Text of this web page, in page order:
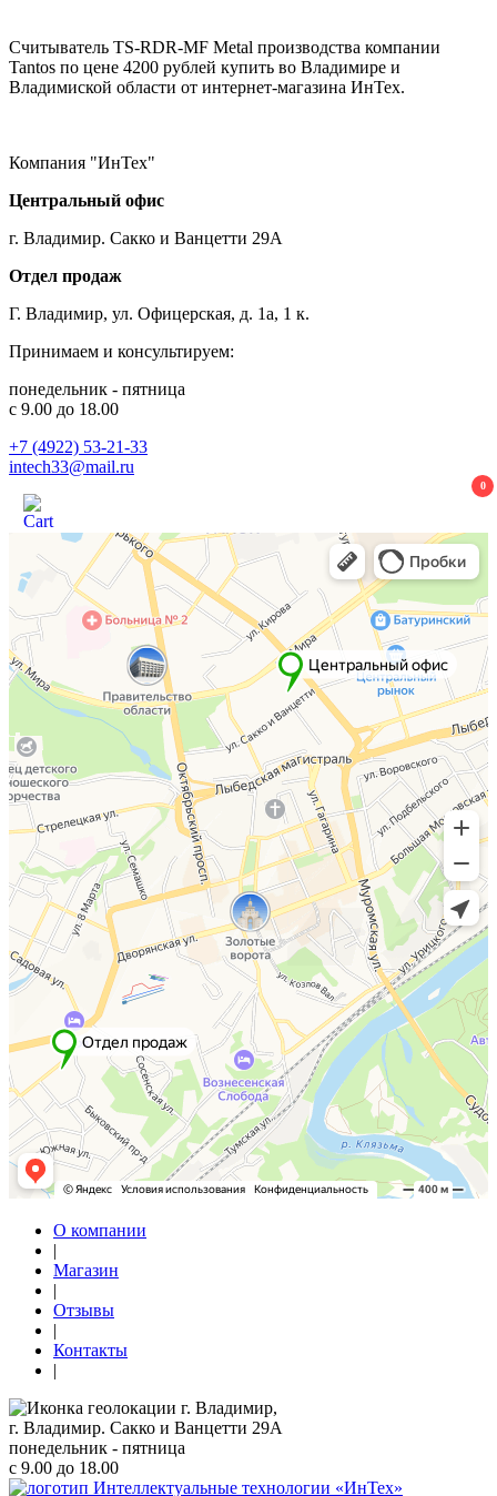
Считыватель TS-RDR-MF Metal производства компании
Tantos по цене 4200 рублей купить во Владимире и
Владимиской области от интернет-магазина ИнТех.
Компания "ИнТех"
Центральный офис
г. Владимир. Сакко и Ванцетти 29А
Отдел продаж
Г. Владимир, ул. Офицерская, д. 1а, 1 к.
Принимаем и консультируем:
понедельник - пятница
с 9.00 до 18.00
+7 (4922) 53-21-33
intech33@mail.ru
0
О компании
|
Магазин
|
Отзывы
|
Контакты
|
г. Владимир,
г. Владимир. Сакко и Ванцетти 29А
понедельник - пятница
с 9.00 до 18.00